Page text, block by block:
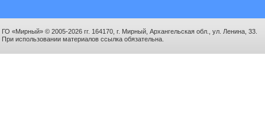
ГО «Мирный» © 2005-2026 гг. 164170, г. Мирный, Архангельская обл., ул. Ленина, 33.
При использовании материалов ссылка обязательна.